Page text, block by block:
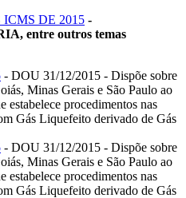
DE 2015 -
, entre outros temas
- DOU 31/12/2015 - Dispõe sobre
Minas Gerais e São Paulo ao
estabelece procedimentos nas
Gás Liquefeito derivado de Gás
- DOU 31/12/2015 - Dispõe sobre
Minas Gerais e São Paulo ao
estabelece procedimentos nas
Gás Liquefeito derivado de Gás